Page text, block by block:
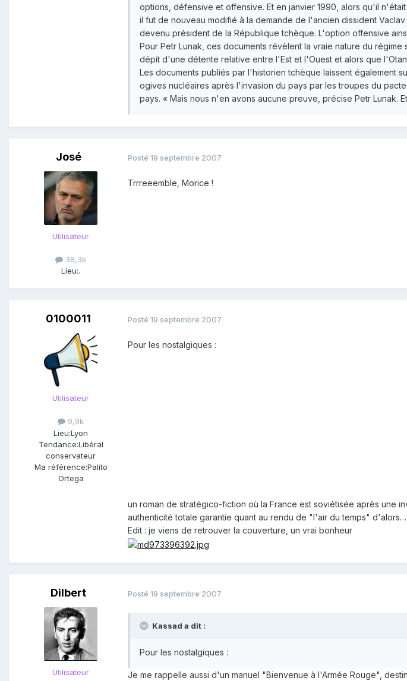
options, défensive et offensive. Et en janvier 1990, alors qu'il
il fut de nouveau modifié à la demande de l'ancien dissident Vaclav
devenu président de la République tchèque. L'option offensive
Pour Petr Lunak, ces documents révèlent la vraie nature du
dépit d'une détente relative entre l'Est et l'Ouest et alors que
Les documents publiés par l'historien tchèque laissent
ogives nucléaires après l'invasion du pays par les troupes du
pays. « Mais nous n'en avons aucune preuve, précise Petr Lunak.
José
Utilisateur
38,3k
Lieu:.
Posté 19 septembre 2007
Trrreeemble, Morice !
0100011
Utilisateur
9,9k
Lieu:Lyon
Tendance:Libéral
conservateur
Ma référence:Palito
Ortega
Posté 19 septembre 2007
Pour les nostalgiques :
un roman de stratégico-fiction où la France est soviétisée après une
authenticité totale garantie quant au rendu de "l'air du temps" d'alors…
Edit : je viens de retrouver la couverture, un vrai bonheur
Dilbert
Utilisateur
Posté 19 septembre 2007
Kassad a dit :
Pour les nostalgiques :
Je me rappelle aussi d'un manuel "Bienvenue à l'Armée Rouge",